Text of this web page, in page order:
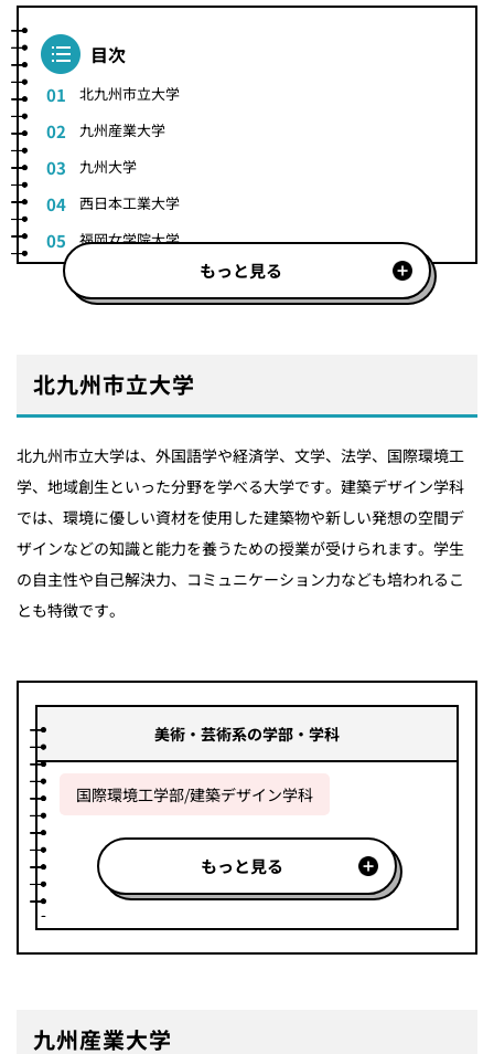
目次
北九州市立大学
九州産業大学
九州大学
西日本工業大学
福岡女学院大学
もっと見る
北九州市立大学
北九州市立大学は、外国語学や経済学、文学、法学、国際環境工
学、地域創生といった分野を学べる大学です。建築デザイン学科
では、環境に優しい資材を使用した建築物や新しい発想の空間デ
ザインなどの知識と能力を養うための授業が受けられます。学生
の自主性や自己解決力、コミュニケーション力なども培われるこ
とも特徴です。
美術・芸術系の学部・学科
国際環境工学部/建築デザイン学科
もっと見る
九州産業大学